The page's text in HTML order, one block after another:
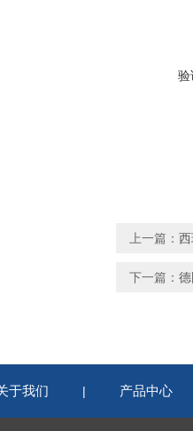
验
上一篇：
下一篇：
于我们 | 产品中心